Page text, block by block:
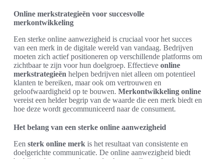
Online merkstrategieën voor succesvolle
merkontwikkeling
Een sterke online aanwezigheid is cruciaal voor het succes
van een merk in de digitale wereld van vandaag. Bedrijven
moeten zich actief positioneren op verschillende platforms om
zichtbaar te zijn voor hun doelgroep. Effectieve online
merkstrategieën helpen bedrijven niet alleen om potentieel
klanten te bereiken, maar ook om vertrouwen en
geloofwaardigheid op te bouwen. Merkontwikkeling online
vereist een helder begrip van de waarde die een merk biedt en
hoe deze wordt gecommuniceerd naar de consument.
Het belang van een sterke online aanwezigheid
Een sterk online merk is het resultaat van consistente en
doelgerichte communicatie. De online aanwezigheid biedt